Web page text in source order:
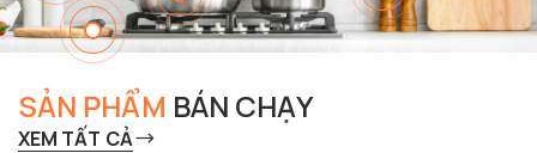
SẢN PHẨM BÁN CHẠY
XEM TẤT CẢ